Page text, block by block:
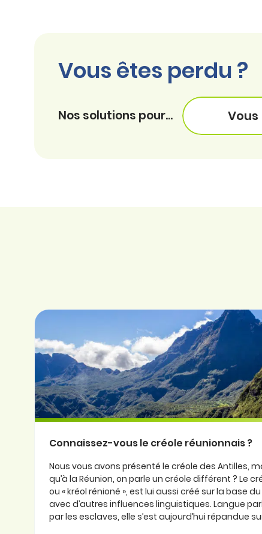
Vous êtes perdu ?
Nos solutions pour... Vous
Connaissez-vous le créole réunionnais ?
Nous vous avons présenté le créole des Antilles,
qu’à la Réunion, on parle un créole différent ? Le
ou « kréol rénioné », est lui aussi créé sur la base
avec d’autres influences linguistiques. Langue
par les esclaves, elle s’est aujourd’hui répandue